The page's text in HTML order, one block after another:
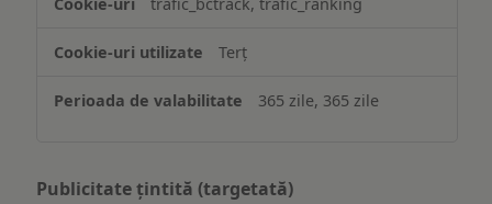
Terț
365 zile, 365 zile
Publicitate țintită (targetată)